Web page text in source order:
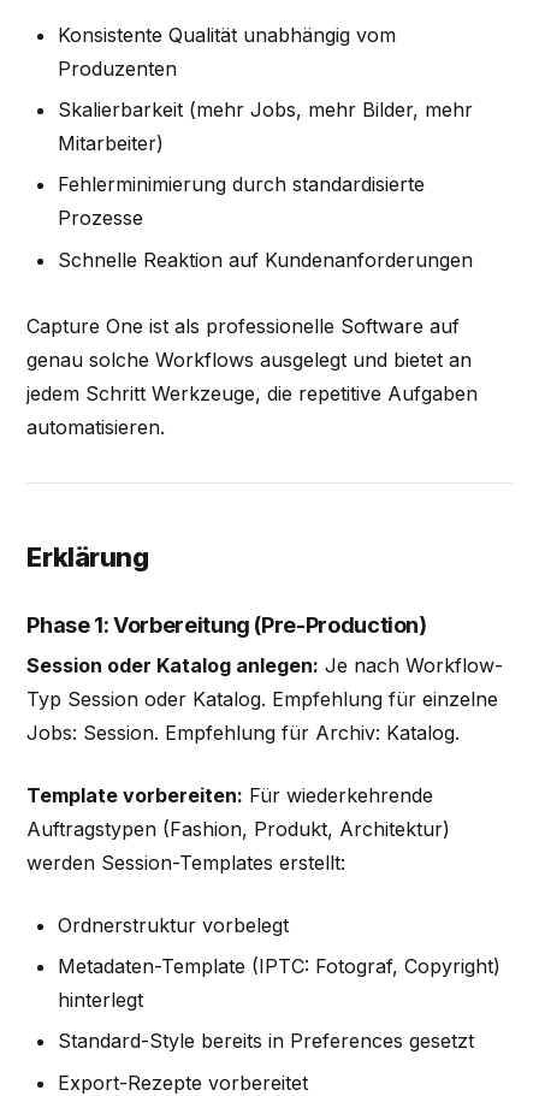
Konsistente Qualität unabhängig vom
Produzenten
Skalierbarkeit (mehr Jobs, mehr Bilder, mehr
Mitarbeiter)
Fehlerminimierung durch standardisierte
Prozesse
Schnelle Reaktion auf Kundenanforderungen
Capture One ist als professionelle Software auf
genau solche Workflows ausgelegt und bietet an
jedem Schritt Werkzeuge, die repetitive Aufgaben
automatisieren.
Erklärung
Phase 1: Vorbereitung (Pre-Production)
Session oder Katalog anlegen: Je nach Workflow-
Typ Session oder Katalog. Empfehlung für einzelne
Jobs: Session. Empfehlung für Archiv: Katalog.
Template vorbereiten: Für wiederkehrende
Auftragstypen (Fashion, Produkt, Architektur)
werden Session-Templates erstellt:
Ordnerstruktur vorbelegt
Metadaten-Template (IPTC: Fotograf, Copyright)
hinterlegt
Standard-Style bereits in Preferences gesetzt
Export-Rezepte vorbereitet